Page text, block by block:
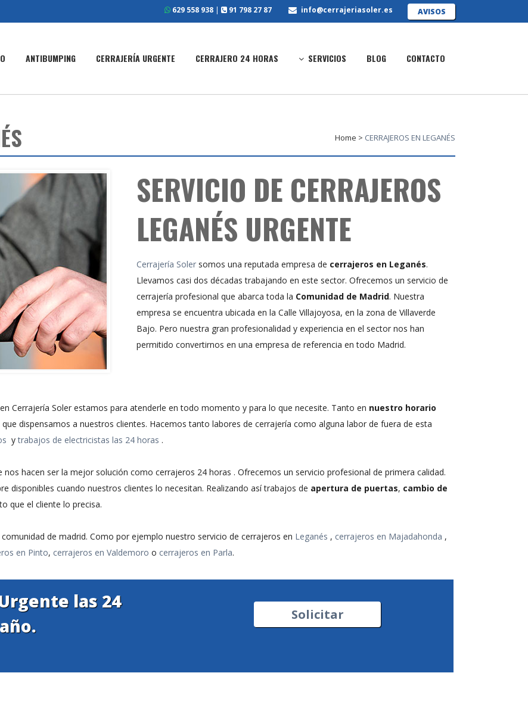
629 558 938 | 91 798 27 87 info@cerrajeriasoler.es AVISOS
ANTIBUMPING CERRAJERÍA URGENTE CERRAJERO 24 HORAS SERVICIOS BLOG CONTACTO
Home > CERRAJEROS EN LEGANÉS
SERVICIO DE CERRAJEROS
LEGANÉS URGENTE
Cerrajería Soler somos una reputada empresa de cerrajeros en Leganés.
Llevamos casi dos décadas trabajando en este sector. Ofrecemos un servicio de
cerrajería profesional que abarca toda la Comunidad de Madrid. Nuestra
empresa se encuentra ubicada en la Calle Villajoyosa, en la zona de Villaverde
Bajo. Pero nuestra gran profesionalidad y experiencia en el sector nos han
permitido convertirnos en una empresa de referencia en todo Madrid.
Cerrajería Soler estamos para atenderle en todo momento y para lo que necesite. Tanto en nuestro horario
dispensamos a nuestros clientes. Hacemos tanto labores de cerrajería como alguna labor de fuera de esta
ytrabajos de electricistas las 24 horas .
hacen ser la mejor solución como cerrajeros 24 horas . Ofrecemos un servicio profesional de primera calidad.
disponibles cuando nuestros clientes lo necesitan. Realizando así trabajos de apertura de puertas, cambio de
que el cliente lo precisa.
de madrid. Como por ejemplo nuestro servicio de cerrajeros en Leganés , cerrajeros en Majadahonda ,
en Pinto, cerrajeros en Valdemoro o cerrajeros en Parla.
las 24
Solicitar